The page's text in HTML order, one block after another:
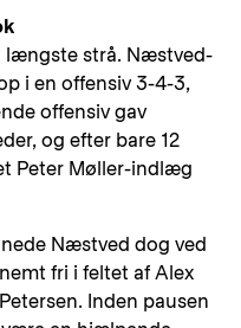
længste strå. Næstved-
i en offensiv 3-4-3,
offensiv gav
og efter bare 12
Peter Møller-indlæg
Næstved dog ved
fri i feltet af Alex
Inden pausen